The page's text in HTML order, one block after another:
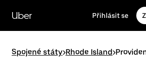
hlavní
obsah
Uber Přihlásit se
Spojené státy>Rhode Island>